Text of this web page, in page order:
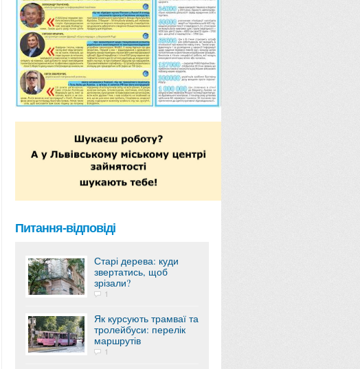
Питання-відповіді
Старі дерева: куди
звертатись, щоб
зрізали?
1
Як курсують трамваї та
тролейбуси: перелік
маршрутів
1